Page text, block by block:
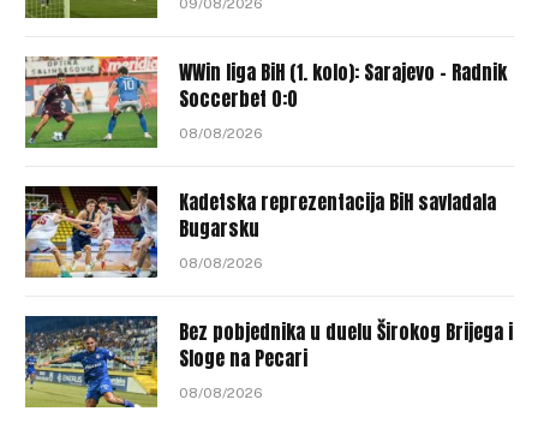
09/08/2026
WWin liga BiH (1. kolo): Sarajevo – Radnik
Soccerbet 0:0
08/08/2026
Kadetska reprezentacija BiH savladala
Bugarsku
08/08/2026
Bez pobjednika u duelu Širokog Brijega i
Sloge na Pecari
08/08/2026